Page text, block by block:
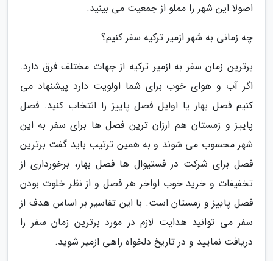
اصولا این شهر را مملو از جمعیت می بینید.
چه زمانی به شهر ازمیر ترکیه سفر کنیم؟
برترین زمان سفر به ازمیر ترکیه از جهات مختلف فرق دارد.
اگر آب و هوای خوب برای شما اولویت دارد پیشنهاد می
کنیم فصل بهار یا اوایل فصل پاییز را انتخاب کنید. فصل
پاییز و زمستان هم ارزان ترین فصل ها برای سفر به این
شهر محسوب می شوند و به همین ترتیب باید گفت برترین
فصل برای شرکت در فستیوال ها فصل بهار، برخورداری از
تخفیفات و خرید خوب اواخر هر فصل و از نظر خلوت بودن
فصل پاییز و زمستان است. با این تفاسیر بر اساس هدف از
سفر می توانید هدایت لازم در مورد برترین زمان سفر را
دریافت نمایید و در تاریخ دلخواه راهی ازمیر شوید.